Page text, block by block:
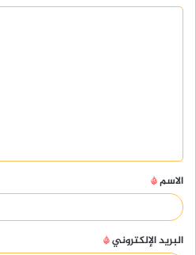
ق
*
الاسم*
البريد الإلكتروني*